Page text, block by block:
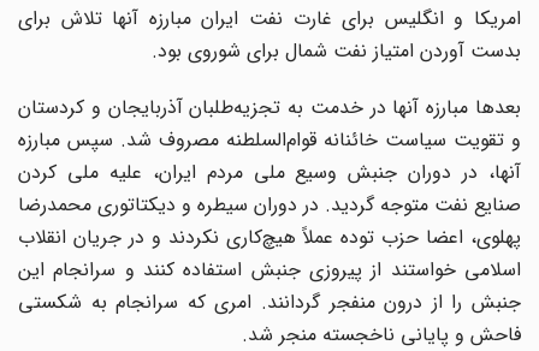
امریکا و انگلیس برای غارت نفت ایران مبارزه آنها تلاش برای
بدست آوردن امتیاز نفت شمال برای شوروی بود.
بعدها مبارزه آنها در خدمت به تجزیه‌طلبان آذربایجان و کردستان
و تقویت سیاست خائنانه قوام‌السلطنه مصروف شد. سپس مبارزه
آنها، در دوران جنبش وسیع ملی مردم ایران، علیه ملی کردن
صنایع نفت متوجه گردید. در دوران سیطره و دیکتاتوری محمدرضا
پهلوی، اعضا حزب توده عملاً هیچ‌کاری نکردند و در جریان انقلاب
اسلامی خواستند از پیروزی جنبش استفاده کنند و سرانجام این
جنبش را از درون منفجر گردانند. امری که سرانجام به شکستی
فاحش و پایانی ناخجسته منجر شد.